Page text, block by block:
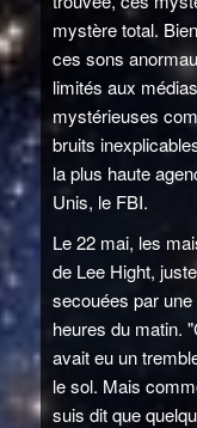
mystère total.
ces sons
limités aux
mystérieuses
bruits
la plus haute
Unis, le FBI.
Le 22 mai, les
de Lee Hight,
secouées par
heures du matin.
avait eu un
le sol. Mais
suis dit que